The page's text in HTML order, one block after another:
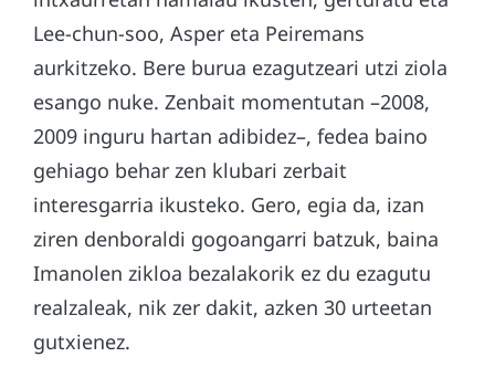
Lee-chun-soo, Asper eta Peiremans
aurkitzeko. Bere burua ezagutzeari utzi ziola
esango nuke. Zenbait momentutan –2008,
2009 inguru hartan adibidez–, fedea baino
gehiago behar zen klubari zerbait
interesgarria ikusteko. Gero, egia da, izan
ziren denboraldi gogoangarri batzuk, baina
Imanolen zikloa bezalakorik ez du ezagutu
realzaleak, nik zer dakit, azken 30 urteetan
gutxienez.